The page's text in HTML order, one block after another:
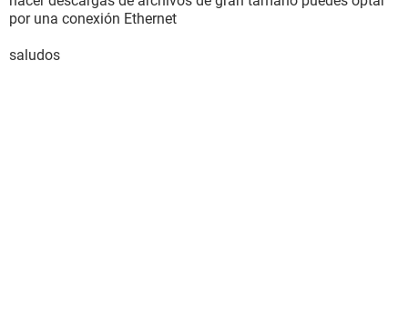
por una conexión Ethernet
saludos